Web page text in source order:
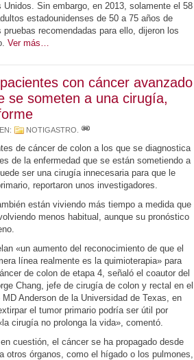
Unidos. Sin embargo, en 2013, solamente el 58
estadounidenses de 50 a 75 años de
pruebas recomendadas para ello, dijeron los
Ver más…
con cáncer avanzado
se someten a una cirugía,
. EN: NOTIGASTRO
de cáncer de colon a los que se diagnostica
de la enfermedad que se están sometiendo a
ser una cirugía innecesaria para que le
reportaron unos investigadores.
están viviendo más tiempo a medida que
menos habitual, aunque su pronóstico
«un aumento del reconocimiento de que el
línea realmente es la quimioterapia» para
de colon de etapa 4, señaló el coautor del
Chang, jefe de cirugía de colon y rectal en el
Anderson de la Universidad de Texas, en
el tumor primario podría ser útil por
cirugía no prolonga la vida», comentó.
cuestión, el cáncer se ha propagado desde
otros órganos, como el hígado o los pulmones,